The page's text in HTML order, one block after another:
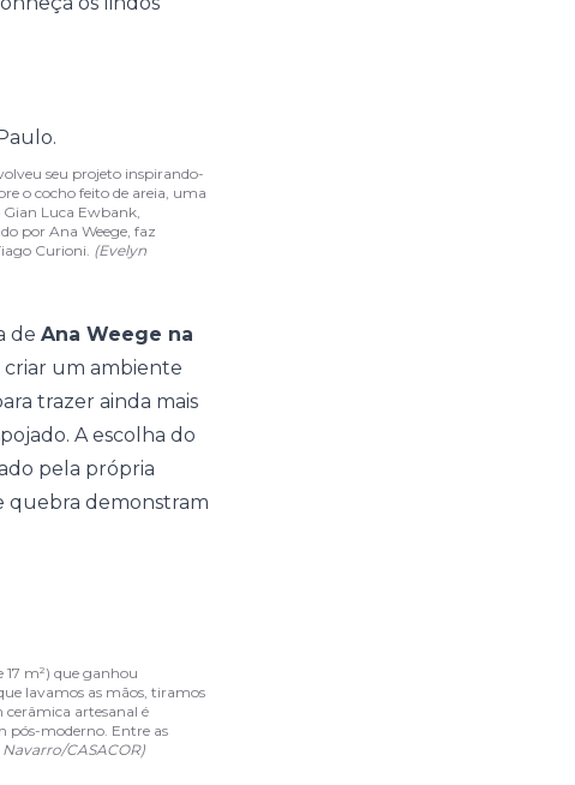
seu projeto inspirando-
o cocho feito de areia, uma
Gian Luca Ewbank,
por Ana Weege, faz
Curioni. (Evelyn
de Ana Weege na
criar um ambiente
trazer ainda mais
A escolha do
pela própria
quebra demonstram
m²) que ganhou
lavamos as mãos, tiramos
cerâmica artesanal é
pós-moderno. Entre as
CASACOR)